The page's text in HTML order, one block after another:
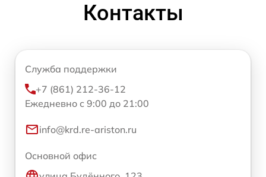
Контакты
Служба поддержки
+7 (861) 212-36-12
Ежедневно с 9:00 до 21:00
info@krd.re-ariston.ru
Основной офис